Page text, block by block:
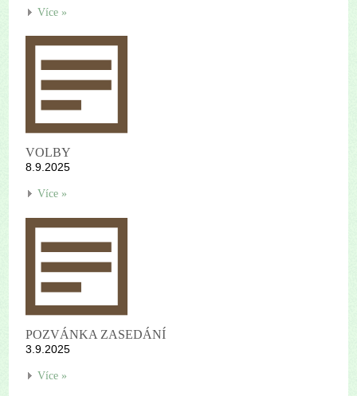
Více »
VOLBY
8.9.2025
Více »
POZVÁNKA ZASEDÁNÍ
3.9.2025
Více »